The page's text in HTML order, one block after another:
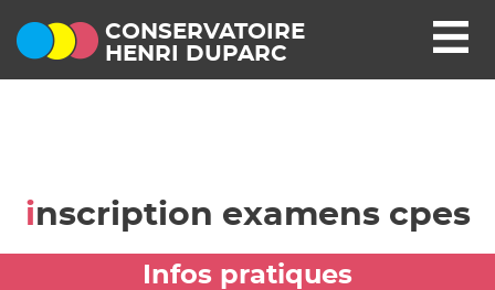
CONSERVATOIRE
HENRI DUPARC
inscription examens cpes
Infos pratiques